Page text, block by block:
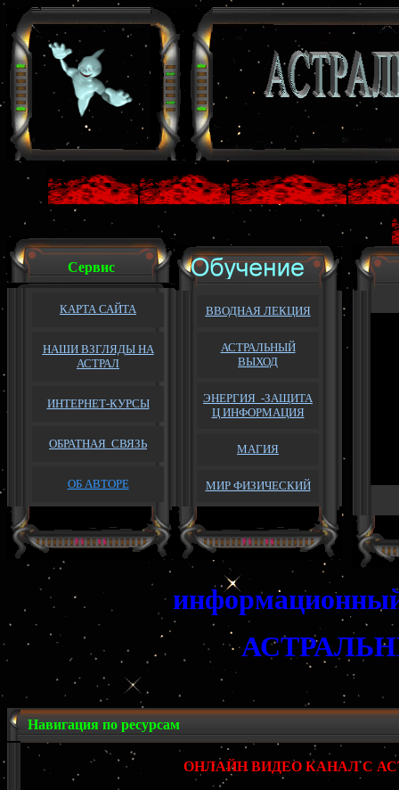
Сервис
КАРТА САЙТА
НАШИ ВЗГЛЯДЫ НА
АСТРАЛ
ИНТЕРНЕТ-КУРСЫ
ОБРАТНАЯ СВЯЗЬ
ОБ АВТОРЕ
ВВОДНАЯ ЛЕКЦИЯ
АСТРАЛЬНЫЙ
ВЫХОД
ЭНЕРГИЯ -ЗАЩИТА
Ц ИНФОРМАЦИЯ
МАГИЯ
МИР ФИЗИЧЕСКИЙ
Навигация по ресурсам
ОНЛАЙН ВИДЕО КАНАЛ С